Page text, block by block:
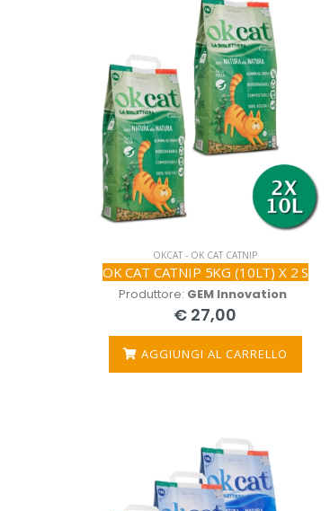
OKCAT - OK CAT CATNIP
OK CAT CATNIP 5KG (10LT) X 2 S
Produttore: GEM Innovation
€ 27,00
AGGIUNGI AL CARRELLO